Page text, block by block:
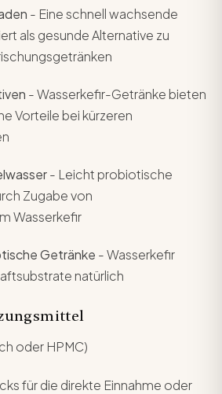
- Eine schnell wachsende
als gesunde Alternative zu
- Wasserkefir-Getränke bieten
Vorteile bei kürzeren
- Leicht probiotische
Zugabe von
Wasserkefir
Getränke - Wasserkefir
natürlich
oder HPMC)
für die direkte Einnahme oder